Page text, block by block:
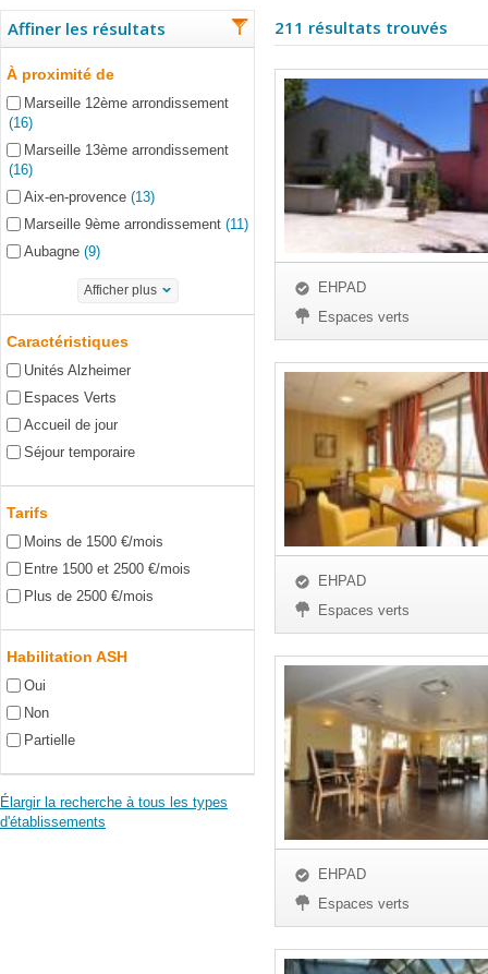
Affiner les résultats
À proximité de
Marseille 12ème arrondissement
(16)
Marseille 13ème arrondissement
(16)
Aix-en-provence (13)
Marseille 9ème arrondissement (11)
Aubagne (9)
Afficher plus
Caractéristiques
Unités Alzheimer
Espaces Verts
Accueil de jour
Séjour temporaire
Tarifs
Moins de 1500 €/mois
Entre 1500 et 2500 €/mois
Plus de 2500 €/mois
Habilitation ASH
Oui
Non
Partielle
Élargir la recherche à tous les types
d'établissements
211 résultats trouvés
EHPAD
Espaces verts
EHPAD
Espaces verts
EHPAD
Espaces verts